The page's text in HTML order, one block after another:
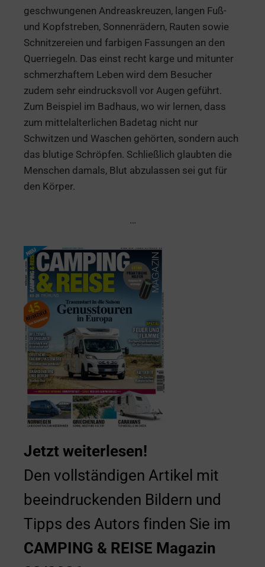
geschwungenen Andreaskreuzen, langen Fuß-
und Kopfstreben, Sonnenrädern, Rauten sowie
Schnitzereien und farbigen Fassungen an den
Querriegeln. Das einst recht karge und mitunter
schmerzhaftem Leben wird dem Besucher
zudem sehr eindrucksvoll vor Augen geführt.
Zum Beispiel im Badhaus, wo wir lernen, dass
zum mittelalterlichen Badetag nicht nur
Schwitzen und Waschen gehörten, sondern auch
das blutige Schröpfen. Schließlich glaubten die
Menschen damals, Blut abzulassen sei gut für
den Körper.
…
Jetzt weiterlesen!
Den vollständigen Artikel mit
beeindruckenden Bildern und
Tipps des Autors finden Sie im
CAMPING & REISE Magazin